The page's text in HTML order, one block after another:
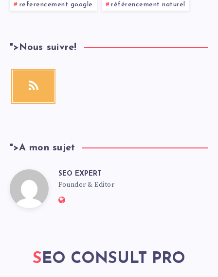
referencement google référencement naturel
"> Nous suivre!
">A mon sujet
SEO EXPERT
Founder & Editor
SEO CONSULT PRO